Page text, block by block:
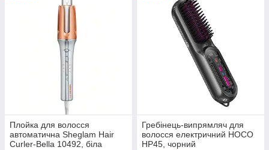
Плойка для волосся
автоматична Sheglam Hair
Curler-Bella 10492, біла
Гребінець-випрямляч для
волосся електричний HOCO
HP45, чорний